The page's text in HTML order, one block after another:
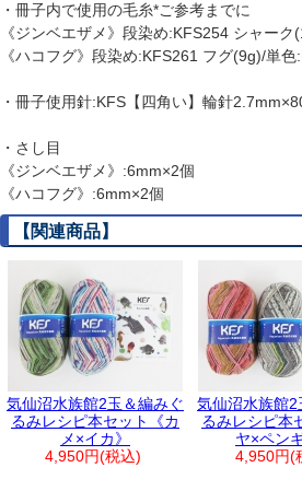
・冊子内で使用の毛糸*ご参考までに
《ジンベエザメ》段染め:KFS254 シャー
《ハコフグ》段染め:KFS261 フグ(9g)/単
・冊子使用針:KFS【四角い】輪針
・さし目
《ジンベエザメ》:6mm×2個
《ハコフグ》:6mm×2個
【関連商品】
気仙沼水族館2玉＆編みぐ
るみレシピ本セット《カ
メ×イカ》
4,950円(税込)
気仙沼水族館2
るみレシピ本
ヤ×ペン
4,950円(